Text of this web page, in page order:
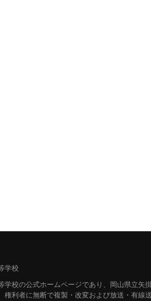
学校
学校の公式ホームページであり、岡山県立矢
権利者に無断で複製・改変および放送・有線